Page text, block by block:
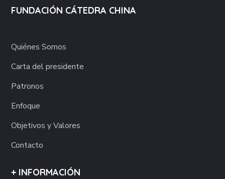
FUNDACIÓN CÁTEDRA CHINA
Quiénes Somos
Carta del presidente
Patronos
Enfoque
Objetivos y Valores
Contacto
+ INFORMACIÓN